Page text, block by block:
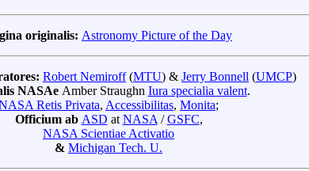
originalis: Astronomy Picture of the Day
Robert Nemiroff(MTU) & Jerry Bonnell (UMCP)
NASAe Amber Straughn Iura specialia valent.
Retis Privata, Accessibilitas, Monita;
Officium ab ASD at NASA /GSFC,
NASA Scientiae Activatio
& Michigan Tech. U.